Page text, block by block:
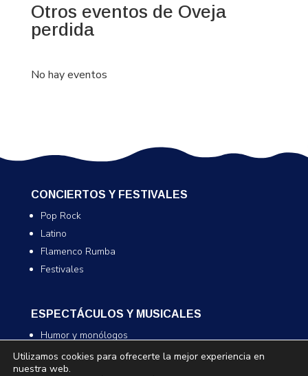
Otros eventos de Oveja
perdida
No hay eventos
CONCIERTOS Y FESTIVALES
Pop Rock
Latino
Flamenco Rumba
Festivales
ESPECTÁCULOS Y MUSICALES
Humor y monólogos
Musicales
Infantil y familiar
Utilizamos cookies para ofrecerte la mejor experiencia en
nuestra web.